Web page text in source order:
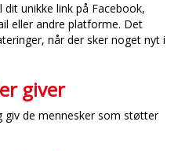
unikke link på Facebook,
eller andre platforme. Det
når der sker noget nyt i
giver
giv de mennesker som støtter